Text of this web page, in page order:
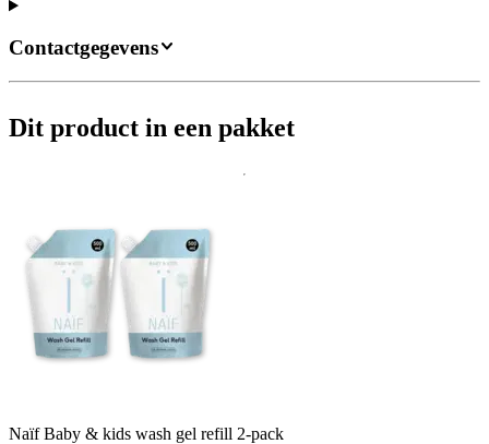
Contactgegevens
Dit product in een pakket
Naïf Baby & kids wash gel refill 2-pack